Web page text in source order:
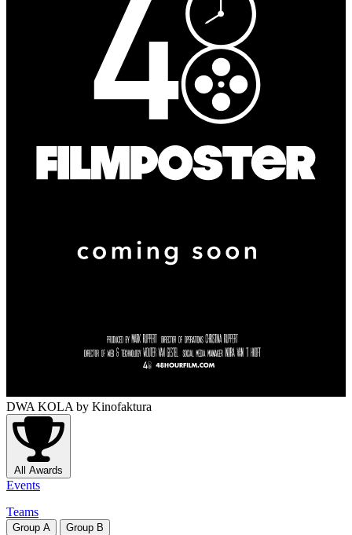
DWA KOLA by Kinofaktura
All Awards
Events
Teams
Group A Group B